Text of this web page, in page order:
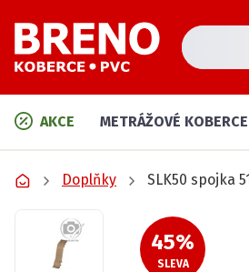
AKCE METRÁŽOVÉ KOBERCE
Doplňky SLK50 spojka
45%
SLEVA